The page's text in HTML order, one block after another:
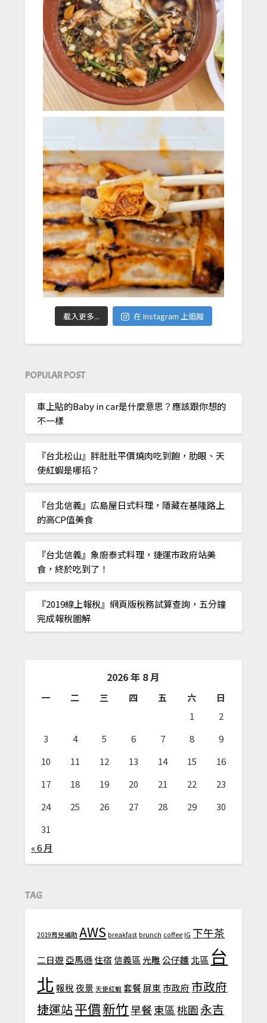
載入更多... 在 Instagram 上追蹤
POPULAR POST
車上貼的Baby in car是什麼意思？應該跟你想的
不一樣
『台北松山』胖肚肚平價燒肉吃到飽，肋眼、天
使紅蝦是哪招？
『台北信義』広島屋日式料理，隱藏在基隆路上
的高CP值美食
『台北信義』象廚泰式料理，捷運市政府站美
食，終於吃到了！
『2019線上報稅』網頁版稅務試算查詢，五分鐘
完成報稅圖解
2026 年 8 月
一 二 三 四 五 六
日
1
2
3
4 5 6 7 8
9
10
11 12 13 14 15
16
17
18 19 20 21 22
23
24
25 26 27 28 29
30
31
« 6 月
TAG
2019育兒補助 AWS breakfast brunch coffee IG 下午茶
二日遊亞馬遜住宿 信義區 光雕 公仔麵 北區 台
北 報稅 夜景 天使紅蝦 套餐屏東 市政府 市政府
捷運站平價新竹早餐東區 桃園永吉